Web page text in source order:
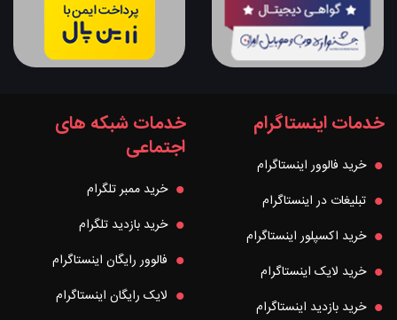
خدمات اینستاگرام
خرید فالوور اینستاگرام
تبلیغات در اینستاگرام
خرید اکسپلور اینستاگرام
خرید لایک اینستاگرام
خرید بازدید اینستاگرام
خدمات شبکه های
اجتماعی
خرید ممبر تلگرام
خرید بازدید تلگرام
فالوور رایگان اینستاگرام
لایک رایگان اینستاگرام